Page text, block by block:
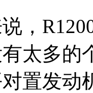
，
太多的
置发动